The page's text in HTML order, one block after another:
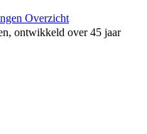
Overzicht
ontwikkeld over 45 jaar